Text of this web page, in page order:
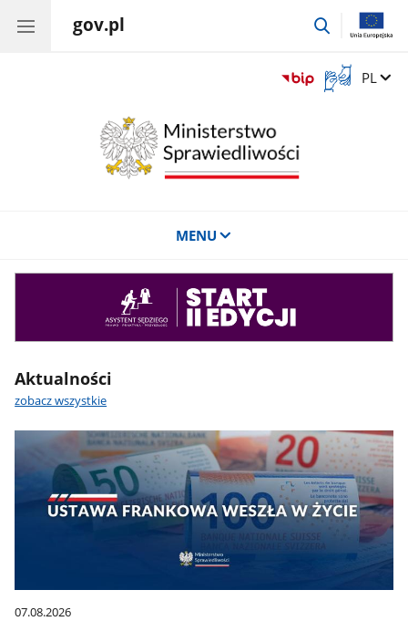
gov.pl
przejdź
Otwórz
okno
Zmień
PL
MENU
Aktualności
zobacz wszystkie
07.08.2026